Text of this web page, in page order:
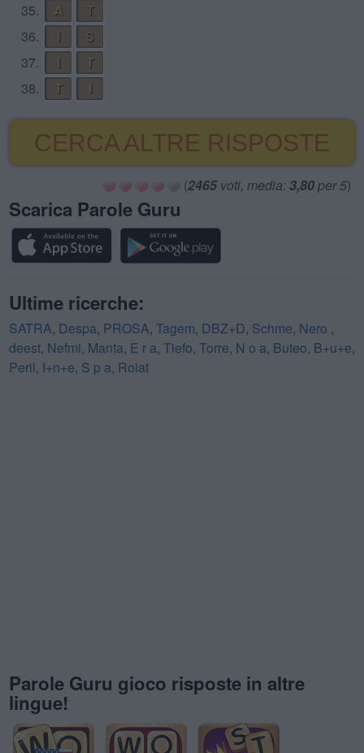
35.
A
T
36.
I
S
37.
I
T
38.
T
CERCA ALTRE RISPOSTE
(2465voti, media: 3,80per 5)
Scarica Parole Guru
Ultime ricerche:
SATRA, Despa, PROSA, Tagem, DBZ+D, Schme, Nero ,
deest, Nefmi, Manta, E r a, Tiefo, Torre, N o a, Buteo, B+u+e,
Peril, I+n+e, S p a, Roiat
Parole Guru gioco risposte in altre
lingue!